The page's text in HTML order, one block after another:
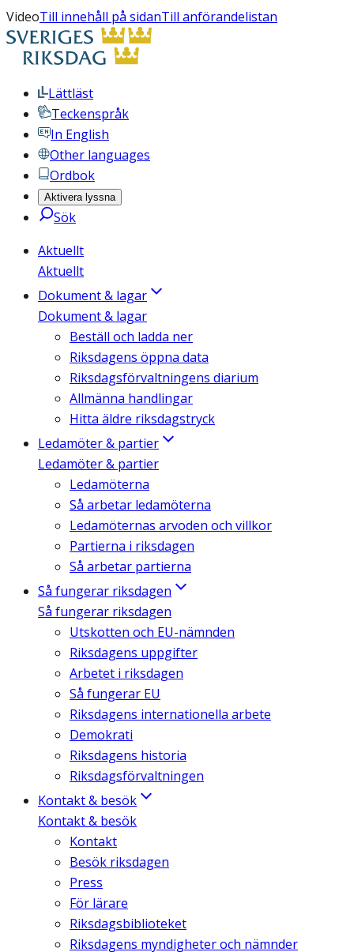
VideoTill innehåll på sidanTill anförandelistan
Lättläst
Teckenspråk
In English
Other languages
Ordbok
Aktivera lyssna
Sök
Aktuellt
Aktuellt
Dokument & lagar
Dokument & lagar
Beställ och ladda ner
Riksdagens öppna data
Riksdagsförvaltningens diarium
Allmänna handlingar
Hitta äldre riksdagstryck
Ledamöter & partier
Ledamöter & partier
Ledamöterna
Så arbetar ledamöterna
Ledamöternas arvoden och villkor
Partierna i riksdagen
Så arbetar partierna
Så fungerar riksdagen
Så fungerar riksdagen
Utskotten och EU-nämnden
Riksdagens uppgifter
Arbetet i riksdagen
Så fungerar EU
Riksdagens internationella arbete
Demokrati
Riksdagens historia
Riksdagsförvaltningen
Kontakt & besök
Kontakt & besök
Kontakt
Besök riksdagen
Press
För lärare
Riksdagsbiblioteket
Riksdagens myndigheter och nämnder